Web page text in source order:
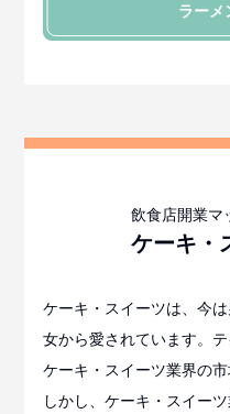
ラーメ
ケーキ・
ケーキ・スイーツは、今
女から愛されています。
ケーキ・スイーツ業界の市
しかし、ケーキ・スイー